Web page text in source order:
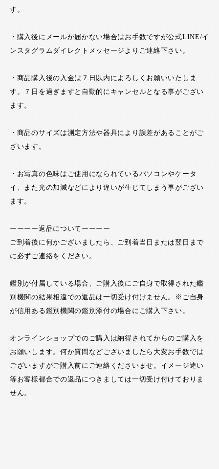
す。
・購入後にメールが届かない場合はお手数ですが公式LINE/イ
ンスタグラムダイレクトメッセージよりご連絡下さい。
・商品購入後の入金は７日以内によろしくお願いいたしま
す。７日を過ぎますと自動的にキャンセルとなる事がござい
ます。
・商品のサイズは測定方法や器具により誤差があることがご
ざいます。
・お写真の色味はご使用になられているパソコンやケータ
イ、また光の加減などにより違いが生じてしまう事がござい
ます。
ーーーー返品についてーーーー
ご到着後に何かございましたら、ご到着当日または翌日まで
に必ずご連絡をください。
鑑別が付属している場合、ご購入後にご自身で取得された鑑
別機関の結果相違での返品は一切受け付けません。※ご自身
が信用ある鑑別機関の鑑別添付の場合にご購入下さい。
オンラインショップでのご購入は納得されてからのご購入を
お願いします。何か質問などございましたら大変お手数では
ございますがご購入前にご連絡くださいませ。イメージ違い
等お客様都合での返品につきましては一切受け付けておりま
せん。